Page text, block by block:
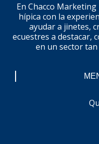
En Chacco
hípica con la
ayudar a jinetes,
ecuestres a destacar,
en un sector